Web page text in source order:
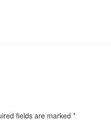
fields are marked *